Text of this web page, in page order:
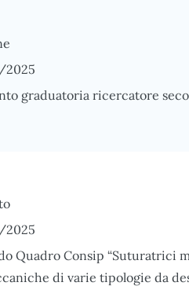
2025
graduatoria ricercatore
2025
Quadro Consip “Suturatrici
di varie tipologie da